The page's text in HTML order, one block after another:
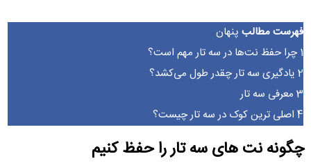
فهرست مطالب پنهان
1 چرا حفظ نت‌ها در سه تار مهم است؟
2 یادگیری سه تار چقدر طول می‌کشد؟
3 معرفی سه تار
4 اصلی ترین کوک در سه تار چیست؟
چگونه نت های سه تار را حفظ کنیم